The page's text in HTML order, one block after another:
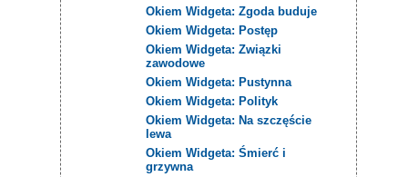
Okiem Widgeta: Zgoda buduje
Okiem Widgeta: Postęp
Okiem Widgeta: Związki
zawodowe
Okiem Widgeta: Pustynna
Okiem Widgeta: Polityk
Okiem Widgeta: Na szczęście
lewa
Okiem Widgeta: Śmierć i
grzywna